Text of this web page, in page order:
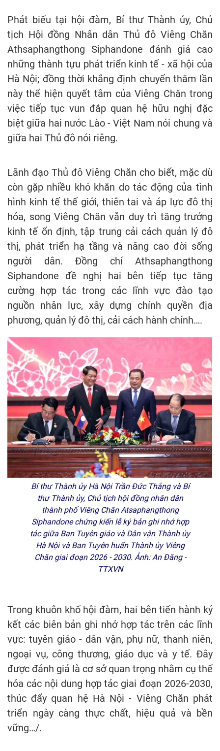
Phát biểu tại hội đàm, Bí thư Thành ủy, Chủ
tịch Hội đồng Nhân dân Thủ đô Viêng Chăn
Athsaphangthong Siphandone đánh giá cao
những thành tựu phát triển kinh tế - xã hội của
Hà Nội; đồng thời khẳng định chuyến thăm lần
này thể hiện quyết tâm của Viêng Chăn trong
việc tiếp tục vun đắp quan hệ hữu nghị đặc
biệt giữa hai nước Lào - Việt Nam nói chung và
giữa hai Thủ đô nói riêng.
Lãnh đạo Thủ đô Viêng Chăn cho biết, mặc dù
còn gặp nhiều khó khăn do tác động của tình
hình kinh tế thế giới, thiên tai và áp lực đô thị
hóa, song Viêng Chăn vẫn duy trì tăng trưởng
kinh tế ổn định, tập trung cải cách quản lý đô
thị, phát triển hạ tầng và nâng cao đời sống
người dân. Đồng chí Athsaphangthong
Siphandone đề nghị hai bên tiếp tục tăng
cường hợp tác trong các lĩnh vực đào tạo
nguồn nhân lực, xây dựng chính quyền địa
phương, quản lý đô thị, cải cách hành chính….
Bí thư Thành ủy Hà Nội Trần Đức Thắng và Bí
thư Thành ủy, Chủ tịch hội đồng nhân dân
thành phố Viêng Chăn Atsaphangthong
Siphandone chứng kiến lễ ký bản ghi nhớ hợp
tác giữa Ban Tuyên giáo và Dân vận Thành ủy
Hà Nội và Ban Tuyên huấn Thành ủy Viêng
Chăn giai đoạn 2026 - 2030. Ảnh: An Đăng -
TTXVN
Trong khuôn khổ hội đàm, hai bên tiến hành ký
kết các biên bản ghi nhớ hợp tác trên các lĩnh
vực: tuyên giáo - dân vận, phụ nữ, thanh niên,
ngoại vụ, công thương, giáo dục và y tế. Đây
được đánh giá là cơ sở quan trọng nhằm cụ thể
hóa các nội dung hợp tác giai đoạn 2026-2030,
thúc đẩy quan hệ Hà Nội - Viêng Chăn phát
triển ngày càng thực chất, hiệu quả và bền
vững…/.